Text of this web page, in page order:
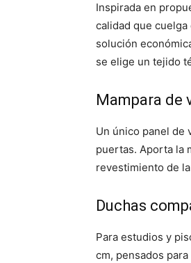
Inspirada en
calidad que
solución
se elige un tejido
Mampara de
Un único panel de
puertas. Aporta la
revestimiento de
Duchas
Para estudios y
cm, pensados